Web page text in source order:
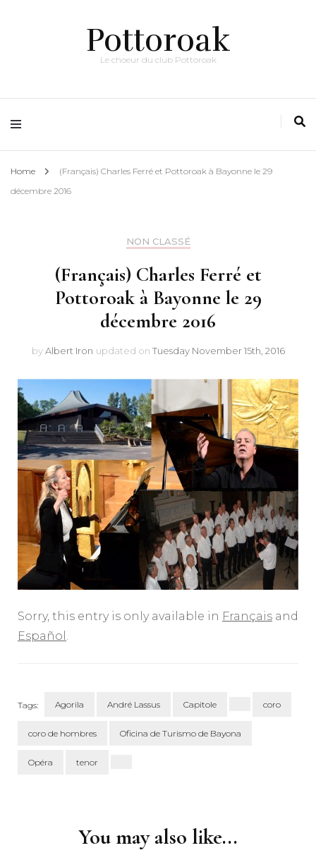
Pottoroak
Le choeur du club Pottoroak
Home
(Français) Charles Ferré et Pottoroak à Bayonne le 29
décembre 2016
NON CLASSÉ
(Français) Charles Ferré et
Pottoroak à Bayonne le 29
décembre 2016
byAlbert Iron updated on Tuesday November 15th, 2016
Sorry, this entry is only available in Français and
Español
Tags: Agorila André Lassus Capitole coro
coro de hombres Oficina de Turismo de Bayona
Opéra tenor
You may also like...